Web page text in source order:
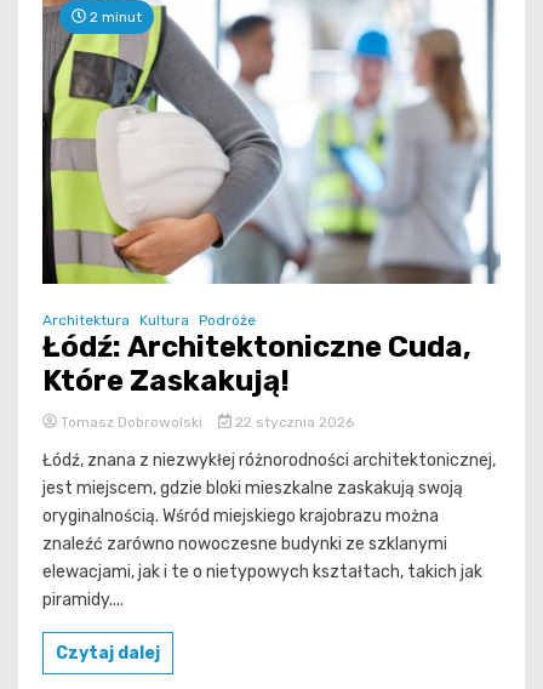
2 minut
Architektura Kultura Podróże
Łódź: Architektoniczne Cuda,
Które Zaskakują!
Tomasz Dobrowolski 22 stycznia 2026
Łódź, znana z niezwykłej różnorodności architektonicznej,
jest miejscem, gdzie bloki mieszkalne zaskakują swoją
oryginalnością. Wśród miejskiego krajobrazu można
znaleźć zarówno nowoczesne budynki ze szklanymi
elewacjami, jak i te o nietypowych kształtach, takich jak
piramidy....
Czytaj dalej